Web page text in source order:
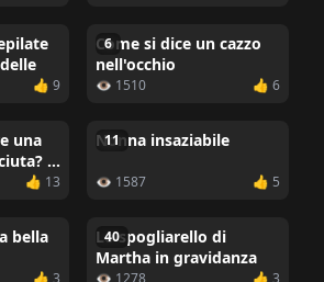
👍 9
6
Come si dice un cazzo
nell'occhio
👁 1510 👍 6
una
È
👍 13
11
Nonna insaziabile
👁 1587 👍 5
bella
👍 3
40
Lo spogliarello di
Martha in gravidanza
👁 1278 👍 3